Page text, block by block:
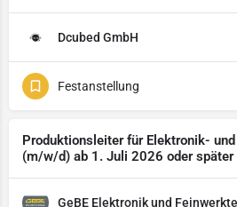
Dcubed GmbH
Festanstellung
Produktionsleiter für Elektronik-
(m/w/d) ab 1. Juli 2026 oder später